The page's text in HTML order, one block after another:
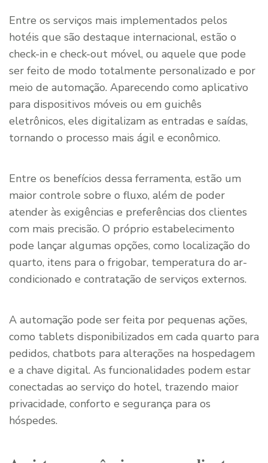
Entre os serviços mais implementados pelos
hotéis que são destaque internacional, estão o
check-in e check-out móvel, ou aquele que pode
ser feito de modo totalmente personalizado e por
meio de automação. Aparecendo como aplicativo
para dispositivos móveis ou em guichês
eletrônicos, eles digitalizam as entradas e saídas,
tornando o processo mais ágil e econômico.
Entre os benefícios dessa ferramenta, estão um
maior controle sobre o fluxo, além de poder
atender às exigências e preferências dos clientes
com mais precisão. O próprio estabelecimento
pode lançar algumas opções, como localização do
quarto, itens para o frigobar, temperatura do ar-
condicionado e contratação de serviços externos.
A automação pode ser feita por pequenas ações,
como tablets disponibilizados em cada quarto para
pedidos, chatbots para alterações na hospedagem
e a chave digital. As funcionalidades podem estar
conectadas ao serviço do hotel, trazendo maior
privacidade, conforto e segurança para os
hóspedes.